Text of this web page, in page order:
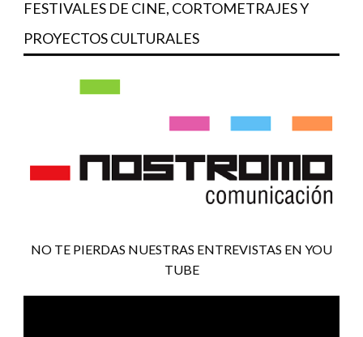
FESTIVALES DE CINE, CORTOMETRAJES Y
PROYECTOS CULTURALES
NO TE PIERDAS NUESTRAS ENTREVISTAS EN YOU
TUBE